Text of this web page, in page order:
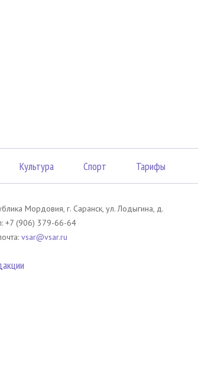
Культура Спорт Тарифы
Мордовия, г. Саранск, ул. Лодыгина, д.
+7 (906) 379-66-64
vsar@vsar.ru